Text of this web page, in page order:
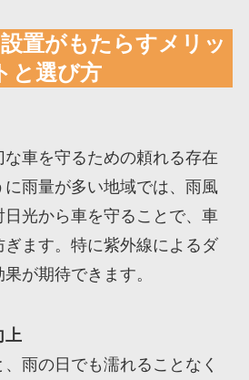
置がもたらすメリッ
トと選び方
車を守るための頼れる存在
雨量が多い地域では、雨風
光から車を守ることで、車
ます。特に紫外線によるダ
が期待できます。
上
雨の日でも濡れることなく